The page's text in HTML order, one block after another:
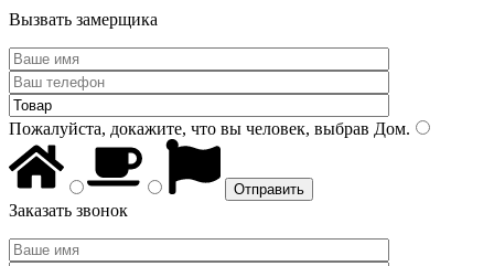
Вызвать замерщика
Пожалуйста, докажите, что вы человек, выбрав Дом.
Заказать звонок